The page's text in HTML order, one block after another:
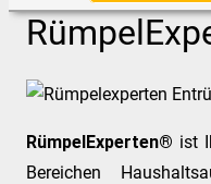
RümpelExperten® ist
Bereichen